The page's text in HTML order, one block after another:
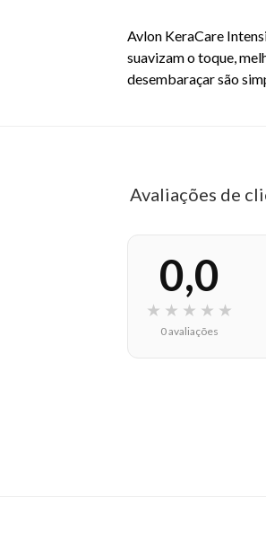
Avlon KeraCare
suavizam o toque,
desembaraçar são
Avaliações de
0,0
★ ★ ★ ★ ★
0 avaliações